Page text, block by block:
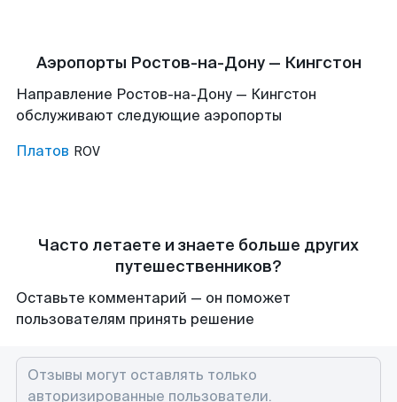
Аэропорты Ростов-на-Дону — Кингстон
Направление Ростов-на-Дону — Кингстон
обслуживают следующие аэропорты
Платов ROV
Часто летаете и знаете больше других
путешественников?
Оставьте комментарий — он поможет
пользователям принять решение